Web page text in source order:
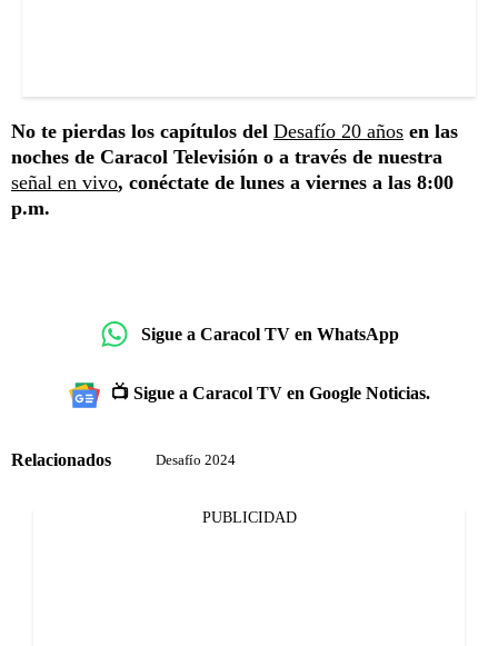
No te pierdas los capítulos del Desafío 20 años en las
noches de Caracol Televisión o a través de nuestra
señal en vivo, conéctate de lunes a viernes a las 8:00
p.m.
Sigue a Caracol TV en WhatsApp
📺 Sigue a Caracol TV en Google Noticias.
Relacionados Desafío 2024
PUBLICIDAD